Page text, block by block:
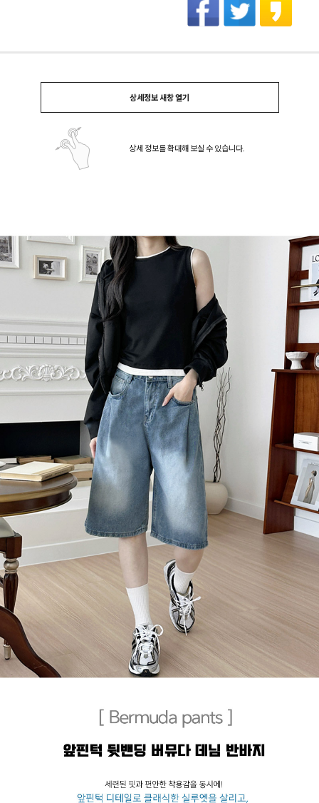
상세정보 새창 열기
상세 정보를 확대해 보실 수 있습니다.